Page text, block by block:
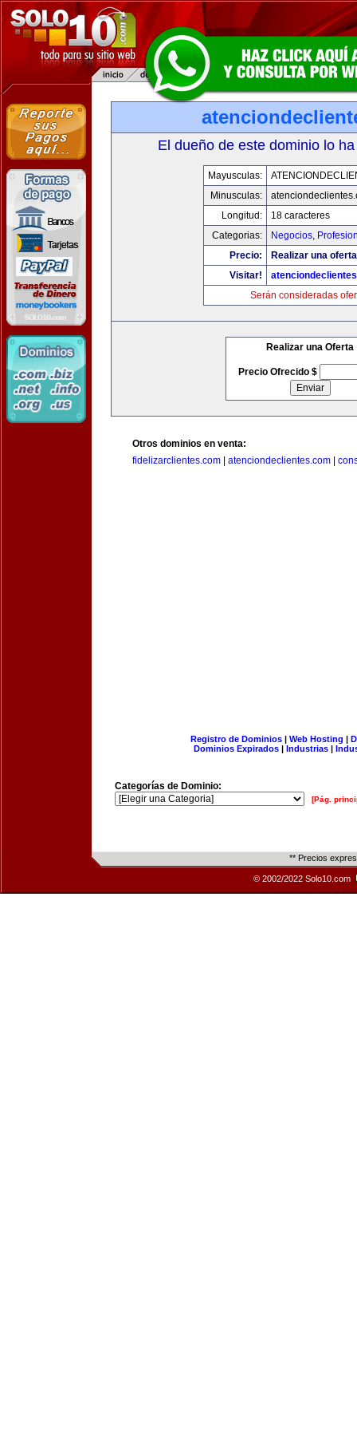
El dueño de este dominio lo
Mayusculas:
Minusculas:
Longitud:
18 caracteres
Categorias:
Negocios,
Precio:
Realizar una
Visitar!
Serán consideradas
Realizar una Oferta
Precio Ofrecido $
Otros dominios en venta:
fidelizarclientes.com
atenciondeclientes.com
Registro de Dominios| Web Hosting |
Dominios Expirados | Industrias |
Categorías de Dominio:
[Pág.
** Precios
© 2002/2022 Solo10.com